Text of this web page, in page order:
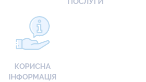
КОРИСНА
ІНФОРМАЦІЯ